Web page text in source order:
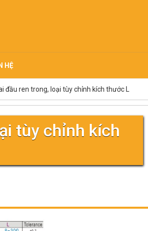
HỆ
đầu ren trong, loại tùy chỉnh kích thước L
tùy chỉnh kích